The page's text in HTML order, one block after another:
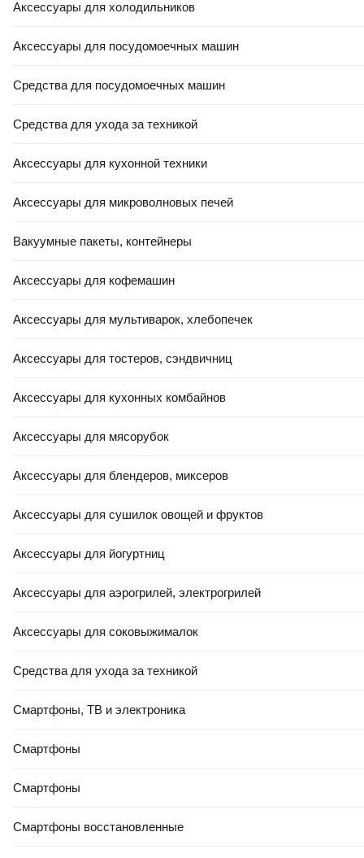
Аксессуары для холодильников
Аксессуары для посудомоечных машин
Средства для посудомоечных машин
Средства для ухода за техникой
Аксессуары для кухонной техники
Аксессуары для микроволновых печей
Вакуумные пакеты, контейнеры
Аксессуары для кофемашин
Аксессуары для мультиварок, хлебопечек
Аксессуары для тостеров, сэндвичниц
Аксессуары для кухонных комбайнов
Аксессуары для мясорубок
Аксессуары для блендеров, миксеров
Аксессуары для сушилок овощей и фруктов
Аксессуары для йогуртниц
Аксессуары для аэрогрилей, электрогрилей
Аксессуары для соковыжималок
Средства для ухода за техникой
Смартфоны, ТВ и электроника
Смартфоны
Смартфоны
Смартфоны восстановленные